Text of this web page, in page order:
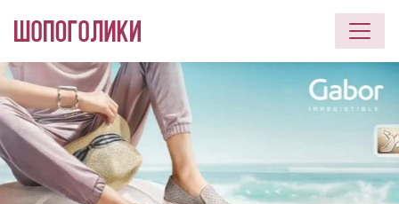
Перейти к основному содержанию